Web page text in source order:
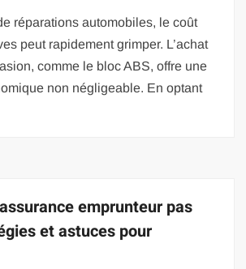
réparations automobiles, le coût
peut rapidement grimper. L’achat
comme le bloc ABS, offre une
non négligeable. En optant
emprunteur pas
et astuces pour